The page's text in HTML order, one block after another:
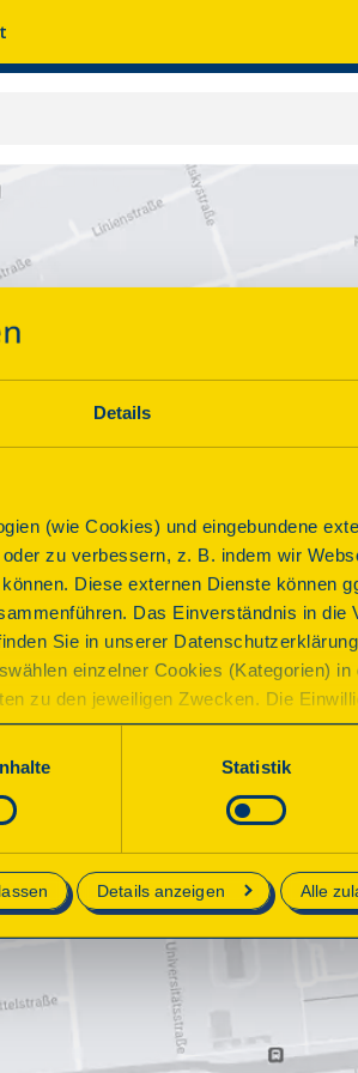
Details
(wie Cookies) und eingebundene
zu verbessern, z. B. indem wir
Diese externen Dienste können
Das Einverständnis in die
Sie in unserer
einzelner Cookies (Kategorien)
zu den jeweiligen Zwecken. Die
aktualisiert oder widerrufen
Cookies auf der Webseite gesetzt,
Statistik
Details anzeigen Alle